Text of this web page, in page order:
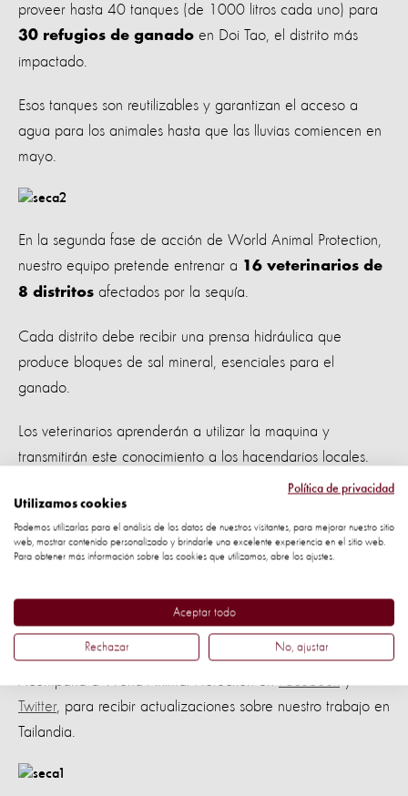
proveer hasta 40 tanques (de 1000 litros cada uno) para
30 refugios de ganado en Doi Tao, el distrito más
impactado.
Esos tanques son reutilizables y garantizan el acceso a
agua para los animales hasta que las lluvias comiencen en
mayo.
En la segunda fase de acción de World Animal Protection,
nuestro equipo pretende entrenar a 16 veterinarios de
8 distritos afectados por la sequía.
Cada distrito debe recibir una prensa hidráulica que
produce bloques de sal mineral, esenciales para el
ganado.
Los veterinarios aprenderán a utilizar la maquina y
transmitirán este conocimiento a los hacendarios locales.
El objetivo es ampliar el número de reses y búfales
beneficiados en cada distrito – llegando hasta los
Tu apoyo es fundamental.
Twitter, para recibir actualizaciones sobre nuestro trabajo en
Tailandia.
Política de privacidad
Utilizamos cookies
Podemos utilizarlas para el análisis de los datos de nuestros visitantes, para mejorar nuestro sitio
web, mostrar contenido personalizado y brindarle una excelente experiencia en el sitio web.
Para obtener más información sobre las cookies que utilizamos, abre los ajustes.
Aceptar todo
Rechazar No, ajustar